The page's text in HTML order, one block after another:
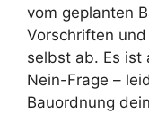
vom geplanten
Vorschriften
selbst ab. Es ist
Nein-Frage –
Bauordnung